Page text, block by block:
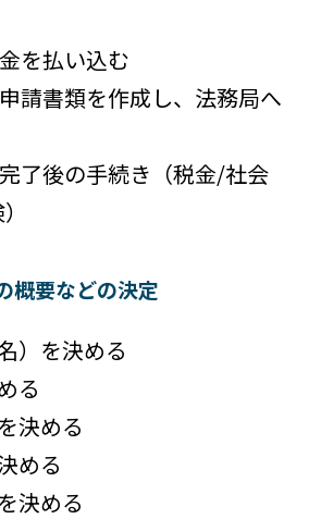
を払い込む
請書類を作成し、法務局へ
了後の手続き（税金/社会
概要などの決定
）を決める
る
決める
める
決める